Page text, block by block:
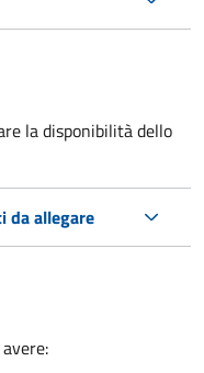
la disponibilità dello
da allegare